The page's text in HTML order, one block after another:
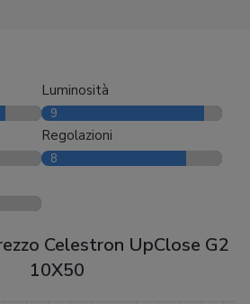
Luminosità
9
Regolazioni
8
Celestron UpClose G2
10X50